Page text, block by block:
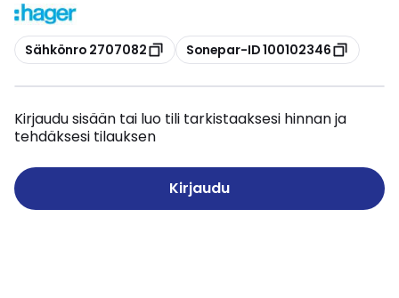
Kopioi
Sähkönro 2707082 Kopioi
Sonepar-ID 100102346
Kirjaudu sisään tai luo tili tarkistaaksesi hinnan ja
tehdäksesi tilauksen
Kirjaudu